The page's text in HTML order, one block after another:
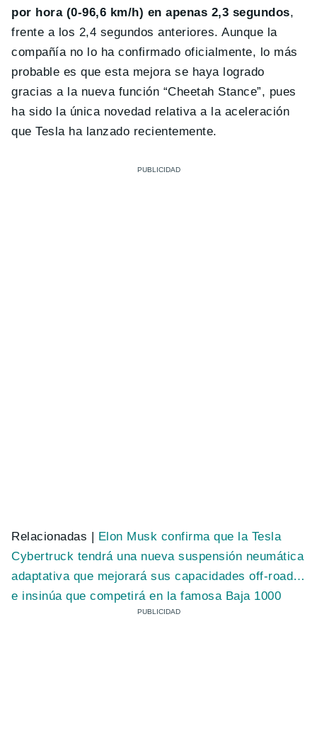
por hora (0-96,6 km/h) en apenas 2,3 segundos,
frente a los 2,4 segundos anteriores. Aunque la
compañía no lo ha confirmado oficialmente, lo más
probable es que esta mejora se haya logrado
gracias a la nueva función “Cheetah Stance”, pues
ha sido la única novedad relativa a la aceleración
que Tesla ha lanzado recientemente.
Relacionadas | Elon Musk confirma que la Tesla
Cybertruck tendrá una nueva suspensión neumática
adaptativa que mejorará sus capacidades off-road…
e insinúa que competirá en la famosa Baja 1000